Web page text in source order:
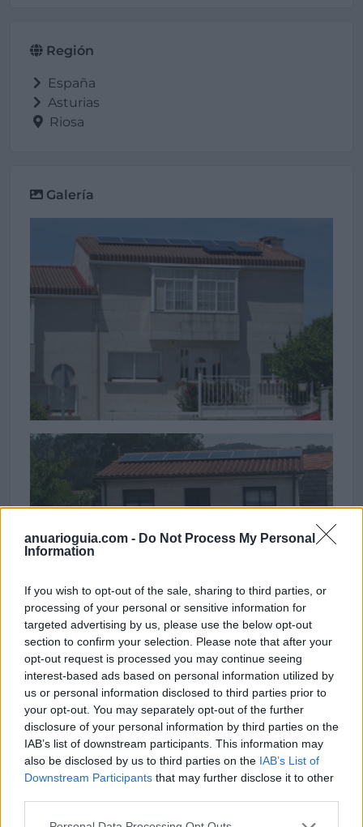
anuarioguia.com - Do Not Process My Personal
Information
If you wish to opt-out of the sale, sharing to third parties, or
processing of your personal or sensitive information for
targeted advertising by us, please use the below opt-out
section to confirm your selection. Please note that after your
opt-out request is processed you may continue seeing
interest-based ads based on personal information utilized by
us or personal information disclosed to third parties prior to
your opt-out. You may separately opt-out of the further
disclosure of your personal information by third parties on the
IAB’s list of downstream participants. This information may
also be disclosed by us to third parties on the IAB’s List of
Downstream Participants that may further disclose it to other
Región
España
Asturias
Riosa
Galería